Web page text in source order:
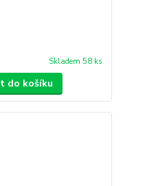
Skladem 58 ks
do košíku